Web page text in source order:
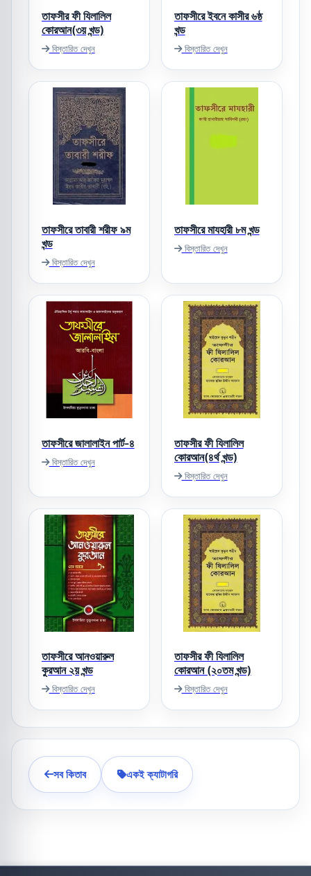
তাফসীর ফী যিলালিল
কোরআন(৩য় খন্ড)
বিস্তারিত দেখুন
তাফসীরে ইবনে কাসীর ৬ষ্ঠ
খন্ড
বিস্তারিত দেখুন
তাফসীরে তাবারী শরীফ ৯ম
খন্ড
বিস্তারিত দেখুন
তাফসীরে মাযহারী ৮ম খন্ড
বিস্তারিত দেখুন
তাফসীরে জালালাইন পার্ট-৪
বিস্তারিত দেখুন
তাফসীর ফী যিলালিল
কোরআন(৪র্থ খন্ড)
বিস্তারিত দেখুন
তাফসীরে আনওয়ারুল
কুরআন ২য় খন্ড
বিস্তারিত দেখুন
তাফসীর ফী যিলালিল
কোরআন (২০তম খন্ড)
বিস্তারিত দেখুন
সব কিতাব একই ক্যাটাগরি